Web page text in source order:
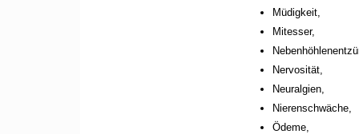
Müdigkeit,
Mitesser,
Nervosität,
Neuralgien,
Nierenschwäche,
Ödeme,